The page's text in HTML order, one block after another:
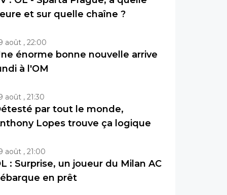
et sur quelle chaîne ?
août , 22:00
énorme bonne nouvelle arrive
à l'OM
août , 21:30
par tout le monde,
Lopes trouve ça logique
août , 21:00
: Surprise, un joueur du Milan AC
en prêt